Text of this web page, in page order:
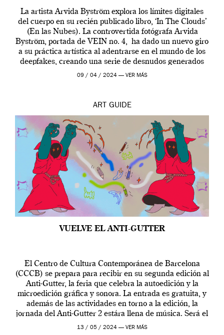
La artista Arvida Byström explora los límites digitales
del cuerpo en su recién publicado libro, ‘In The Clouds’
(En las Nubes). La controvertida fotógrafa Arvida
Byström, portada de VEIN no. 4, ha dado un nuevo giro
a su práctica artística al adentrarse en el mundo de los
deepfakes, creando una serie de desnudos generados
por […]
09 / 04 / 2024 — VER MÁS
ART GUIDE
VUELVE EL ANTI-GUTTER
El Centro de Cultura Contemporánea de Barcelona
(CCCB) se prepara para recibir en su segunda edición al
Anti-Gutter, la feria que celebra la autoedición y la
microedición gráfica y sonora. La entrada es gratuita, y
además de las actividades en torno a la edición, la
jornada del Anti-Gutter 2 estára llena de música. Será el
[…]
13 / 05 / 2024 — VER MÁS